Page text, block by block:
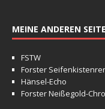
MEINE ANDEREN
FSTW
Forster
Hänsel-Echo
Forster Neißegold-